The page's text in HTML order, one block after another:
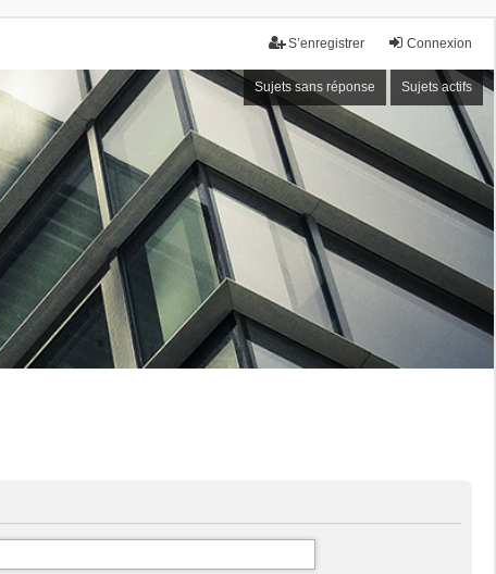
Connexion
S’enregistrer
Sujets sans réponse Sujets actifs